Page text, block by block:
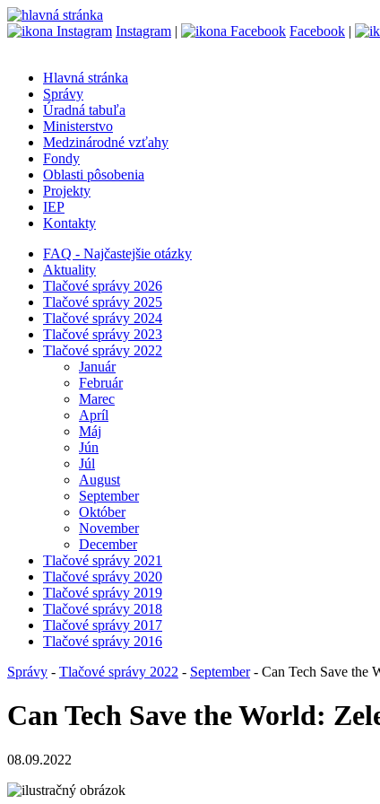
Instagram | Facebook |
Hlavná stránka
Správy
Úradná tabuľa
Ministerstvo
Medzinárodné vzťahy
Fondy
Oblasti pôsobenia
Projekty
IEP
Kontakty
FAQ - Najčastejšie otázky
Aktuality
Tlačové správy 2026
Tlačové správy 2025
Tlačové správy 2024
Tlačové správy 2023
Tlačové správy 2022
Január
Február
Marec
Apríl
Máj
Jún
Júl
August
September
Október
November
December
Tlačové správy 2021
Tlačové správy 2020
Tlačové správy 2019
Tlačové správy 2018
Tlačové správy 2017
Tlačové správy 2016
Správy - Tlačové správy 2022 - September- Can Tech Save the
Can Tech Save the World:
08.09.2022